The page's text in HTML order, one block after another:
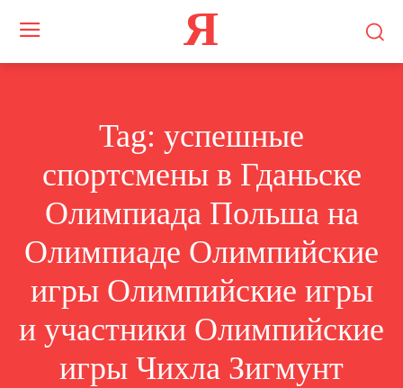
Я
Tag: успешные
спортсмены в Гданьске
Олимпиада Польша на
Олимпиаде Олимпийские
игры Олимпийские игры
и участники Олимпийские
игры Чихла Зигмунт